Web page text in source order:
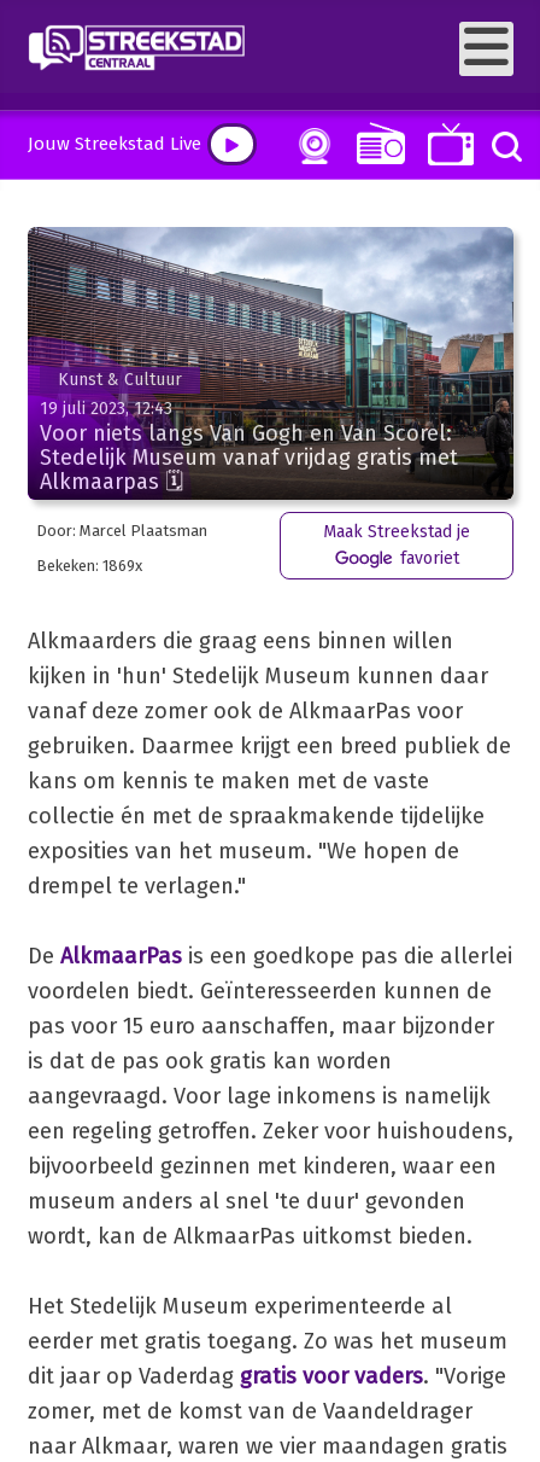
Jouw Streekstad Live
Kunst & Cultuur
19 juli 2023, 12:43
Voor niets langs Van Gogh en Van Scorel:
Stedelijk Museum vanaf vrijdag gratis met
Alkmaarpas 🗓
Door: Marcel Plaatsman
Bekeken: 1869x
Maak Streekstad je
favoriet
Alkmaarders die graag eens binnen willen
kijken in 'hun' Stedelijk Museum kunnen daar
vanaf deze zomer ook de AlkmaarPas voor
gebruiken. Daarmee krijgt een breed publiek de
kans om kennis te maken met de vaste
collectie én met de spraakmakende tijdelijke
exposities van het museum. "We hopen de
drempel te verlagen."
De AlkmaarPasis een goedkope pas die allerlei
voordelen biedt. Geïnteresseerden kunnen de
pas voor 15 euro aanschaffen, maar bijzonder
is dat de pas ook gratis kan worden
aangevraagd. Voor lage inkomens is namelijk
een regeling getroffen. Zeker voor huishoudens,
bijvoorbeeld gezinnen met kinderen, waar een
museum anders al snel 'te duur' gevonden
wordt, kan de AlkmaarPas uitkomst bieden.
Het Stedelijk Museum experimenteerde al
eerder met gratis toegang. Zo was het museum
dit jaar op Vaderdag gratis voor vaders. "Vorige
zomer, met de komst van de Vaandeldrager
naar Alkmaar, waren we vier maandagen gratis